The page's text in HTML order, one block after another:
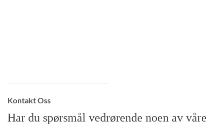
Kontakt Oss
Har du spørsmål vedrørende noen av våre